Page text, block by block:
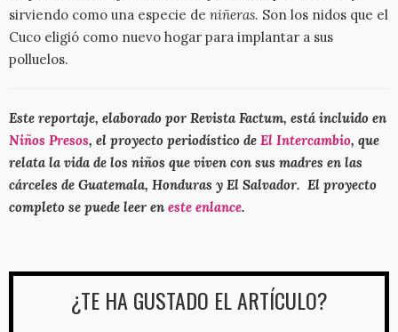
sirviendo como una especie de niñeras. Son los nidos que el
Cuco eligió como nuevo hogar para implantar a sus
polluelos.
Este reportaje, elaborado por Revista Factum, está incluido en
Niños Presos, el proyecto periodístico de El Intercambio, que
relata la vida de los niños que viven con sus madres en las
cárceles de Guatemala, Honduras y El Salvador. El proyecto
completo se puede leer en este enlance.
¿TE HA GUSTADO EL ARTÍCULO?